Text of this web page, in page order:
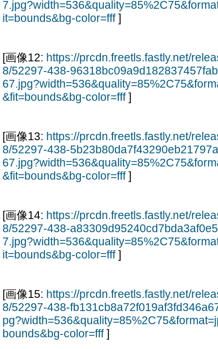
it=bounds&bg-color=fff]
[画像12: https://prcdn.freetls.fastly.net/
8/52297-438-
&fit=bounds&bg-color=fff]
[画像13: https://prcdn.freetls.fastly.net/
8/52297-438-
&fit=bounds&bg-color=fff]
[画像14: https://prcdn.freetls.fastly.net/
8/52297-438-
it=bounds&bg-color=fff]
[画像15: https://prcdn.freetls.fastly.net/
8/52297-438-
bounds&bg-color=fff]